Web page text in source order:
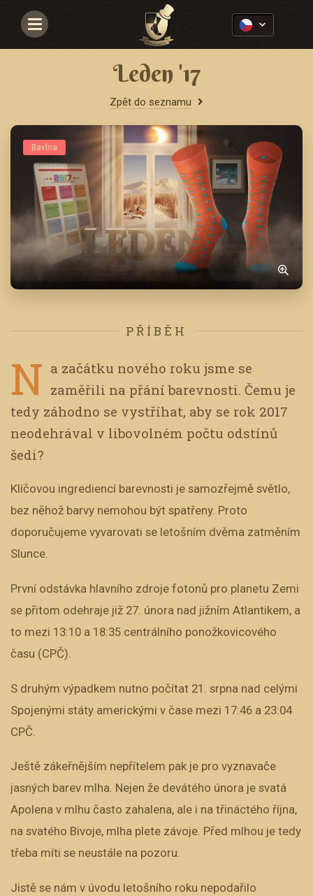
Navigace
Leden '17
Zpět do seznamu
Bavlna
PŘÍBĚH
N a začátku nového roku jsme se
zaměřili na přání barevnosti. Čemu je
tedy záhodno se vystříhat, aby se rok 2017
neodehrával v libovolném počtu odstínů
šedi?
Klíčovou ingrediencí barevnosti je samozřejmě světlo,
bez něhož barvy nemohou být spatřeny. Proto
doporučujeme vyvarovati se letošním dvěma zatměním
Slunce.
První odstávka hlavního zdroje fotonů pro planetu Zemi
se přitom odehraje již 27. února nad jižním Atlantikem, a
to mezi 13:10 a 18:35 centrálního ponožkovicového
času (CPČ).
S druhým výpadkem nutno počítat 21. srpna nad celými
Spojenými státy americkými v čase mezi 17:46 a 23:04
CPČ.
Ještě zákeřnějším nepřítelem pak je pro vyznavače
jasných barev mlha. Nejen že devátého února je svatá
Apolena v mlhu často zahalena, ale i na třináctého října,
na svatého Bivoje, mlha plete závoje. Před mlhou je tedy
třeba míti se neustále na pozoru.
Jistě se nám v úvodu letošního roku nepodařilo